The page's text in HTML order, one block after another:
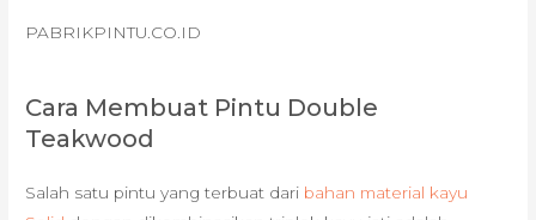
PABRIKPINTU.CO.ID
Cara Membuat Pintu Double
Teakwood
Salah satu pintu yang terbuat dari bahan material kayu